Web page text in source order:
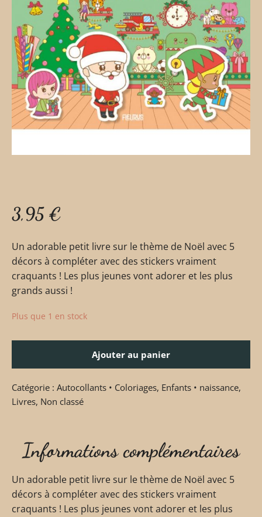
3,95 €
Un adorable petit livre sur le thème de Noël avec 5
décors à compléter avec des stickers vraiment
craquants ! Les plus jeunes vont adorer et les plus
grands aussi !
Plus que 1 en stock
Ajouter au panier
Catégorie : Autocollants • Coloriages, Enfants • naissance,
Livres, Non classé
Informations complémentaires
Un adorable petit livre sur le thème de Noël avec 5
décors à compléter avec des stickers vraiment
craquants ! Les plus jeunes vont adorer et les plus